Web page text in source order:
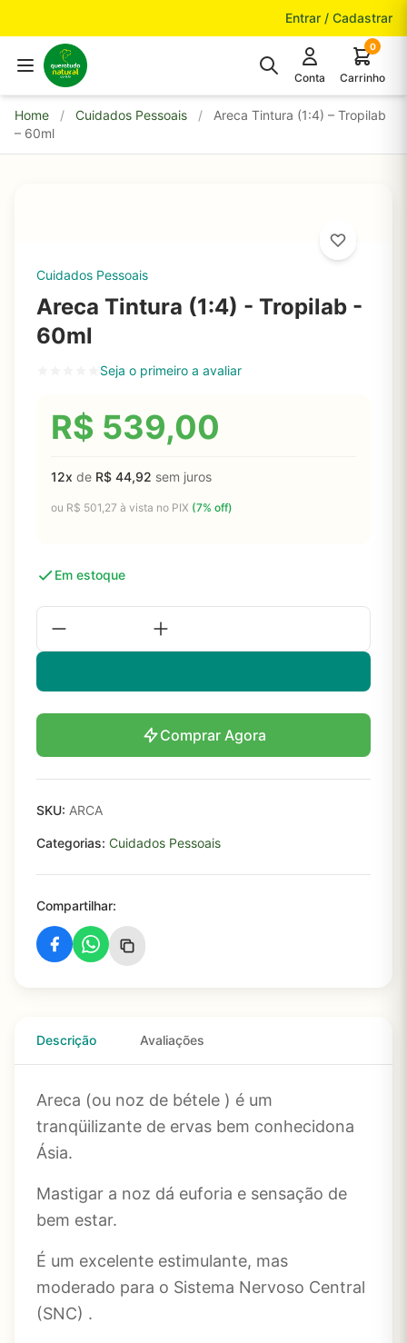
Entrar / Cadastrar
Conta
0
Carrinho
Home / Cuidados Pessoais /
Areca Tintura (1:4) – Tropilab
– 60ml
Cuidados Pessoais
Areca Tintura (1:4) - Tropilab -
60ml
Seja o primeiro a avaliar
R$ 539,00
12x de R$ 44,92 sem juros
ou R$ 501,27 à vista no PIX (7% off)
Em estoque
Comprar Agora
SKU: ARCA
Categorias: Cuidados Pessoais
Compartilhar:
Descrição Avaliações
Areca (ou noz de bétele ) é um
tranqüilizante de ervas bem conhecidona
Ásia.
Mastigar a noz dá euforia e sensação de
bem estar.
É um excelente estimulante, mas
moderado para o Sistema Nervoso Central
(SNC) .